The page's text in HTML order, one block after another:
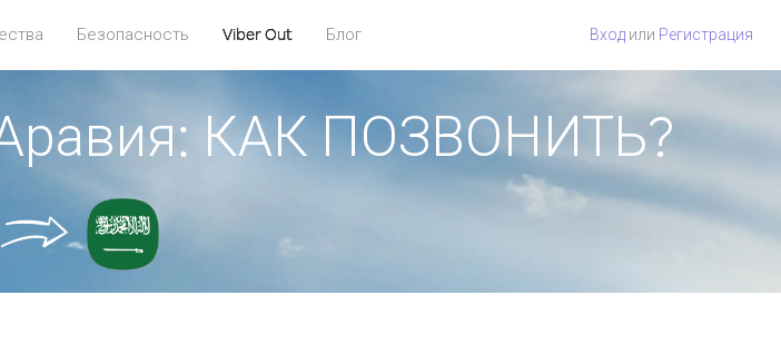
Безопасность Viber Out Блог Вход или Регистрация
КАК ПОЗВОНИТЬ?